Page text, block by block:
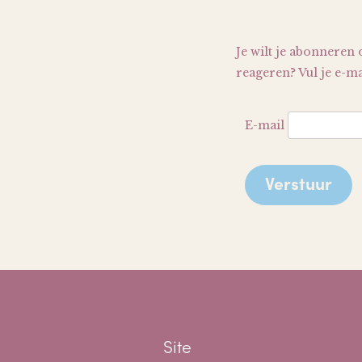
Je wilt je abonneren
reageren? Vul je e-
E-mail
Site